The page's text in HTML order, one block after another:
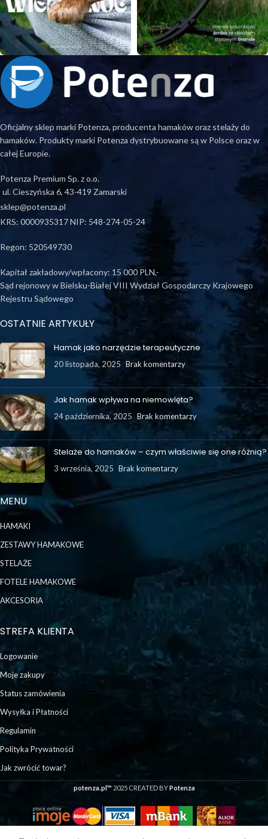
Oficjalny sklep marki Potenza, producenta hamaków oraz stelaży do
hamaków. Produkty marki Potenza dystrybuowane są w Polsce oraz w
całej Europie.
Potenza Premium Sp. z o.o.
ul. Cieszyńska 6, 43-419 Zamarski
sklep@potenza.pl
KRS: 0000935317 NIP: 548-274-05-24
Regon: 520549730
Kapitał zakładowy/wpłacony: 15 000 PLN,-
Sąd rejonowy w Bielsku-Białej VIII Wydział Gospodarczy Krajowego
Rejestru Sądowego
OSTATNIE ARTYKUŁY
Hamak jako narzędzie terapeutyczne
20 listopada, 2025 Brak komentarzy
Jak hamak wpływa na niemowlęta?
24 października, 2025 Brak komentarzy
Stelaże do hamaków – czym właściwie się one różnią?
3 września, 2025 Brak komentarzy
MENU
HAMAKI
ZESTAWY HAMAKOWE
STELAŻE
FOTELE HAMAKOWE
AKCESORIA
STREFA KLIENTA
Logowanie
Moje zakupy
Status zamówienia
Wysyłka i Płatności
Regulamin
Polityka Prywatności
Jak zwrócić towar?
potenza.pl™ 2025 CREATED BYPotenza